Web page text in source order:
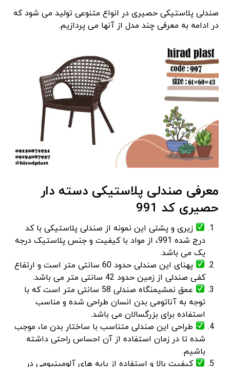
صندلی پلاستیکی حصیری در انواع متنوعی تولید می شود که
در ادامه به معرفی چند مدل از آنها می پردازیم.
معرفی صندلی پلاستیکی دسته دار
حصیری کد 991
زیری و پشتی این نمونه از صندلی پلاستیکی با کد
درج شده 991، از مواد با کیفیت و جنس پلاستیک درجه
یک می باشد.
پهنای این صندلی حدود 60 سانتی متر است و ارتفاع
کفی صندلی از زمین حدود 42 سانتی متر می باشد.
عمق نمشیمنگاه صندلی 58 سانتی متر است که با
توجه به آناتومی بدن انسان طراحی شده و مناسب
استفاده برای بزرگسالان می باشد.
طراحی این صندلی متناسب با ساختار بدن ما، موجب
شده تا در زمان استفاده از آن احساس راحتی داشته
باشیم.
کیفیت بالا و استفاده از پایه های آلومینیومی در